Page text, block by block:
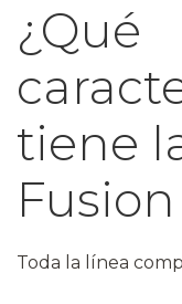
¿Qué
tiene
Toda la línea